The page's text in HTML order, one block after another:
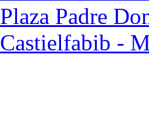
Plaza Padre
Castielfabib -